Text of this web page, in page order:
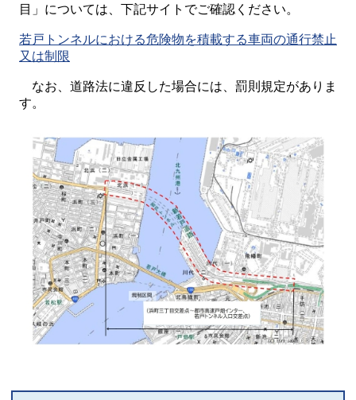
目」については、下記サイトでご確認ください。
若戸トンネルにおける危険物を積載する車両の通行禁止
又は制限
なお、道路法に違反した場合には、罰則規定がありま
す。